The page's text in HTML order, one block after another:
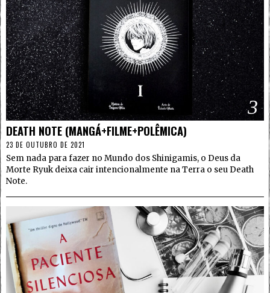
3
DEATH NOTE (MANGÁ+FILME+POLÊMICA)
23 DE OUTUBRO DE 2021
Sem nada para fazer no Mundo dos Shinigamis, o Deus da
Morte Ryuk deixa cair intencionalmente na Terra o seu Death
Note.